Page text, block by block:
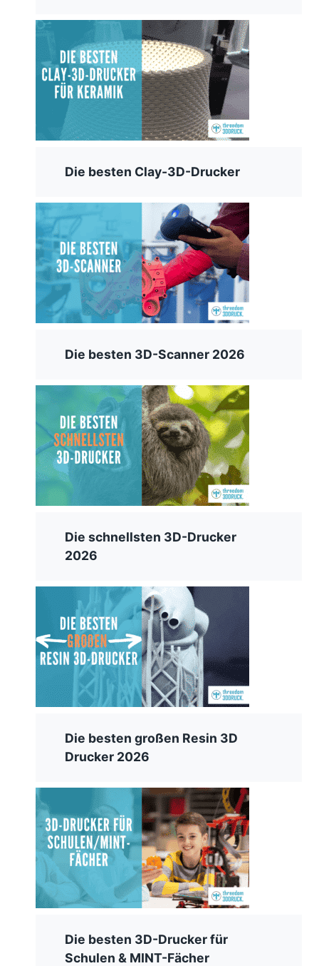
Die besten Clay-3D-Drucker
Die besten 3D-Scanner 2026
Die schnellsten 3D-Drucker
2026
Die besten großen Resin 3D
Drucker 2026
Die besten 3D-Drucker für
Schulen & MINT-Fächer